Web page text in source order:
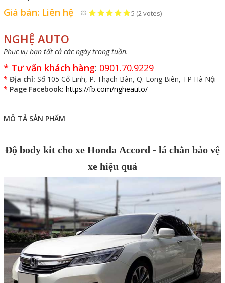
Mã sản phẩm: BDKACCORD
Giá bán: Liên hệ
NGHỆ AUTO
Phục vụ bạn tất cả các ngày trong tuần.
*Địa chỉ:Số 105 Cổ Linh, P. Thạch Bàn, Q. Long Biên, TP Hà Nội
*Page Facebook: https://fb.com/ngheauto/
MÔ TẢ SẢN PHẨM
Độ body kit cho xe Honda Accord - lá chắn bảo vệ
xe hiệu quả